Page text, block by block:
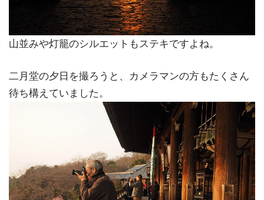
山並みや灯籠のシルエットもステキですよね。
二月堂の夕日を撮ろうと、カメラマンの方もたくさん
待ち構えていました。